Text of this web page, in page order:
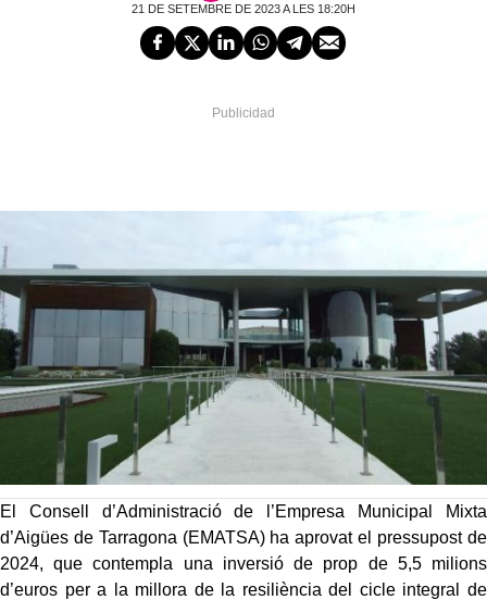
21 DE SETEMBRE DE 2023 A LES 18:20H
El Consell d’Administració de l’Empresa Municipal Mixta
d’Aigües de Tarragona (EMATSA) ha aprovat el pressupost de
2024, que contempla una inversió de prop de 5,5 milions
d’euros per a la millora de la resiliència del cicle integral de